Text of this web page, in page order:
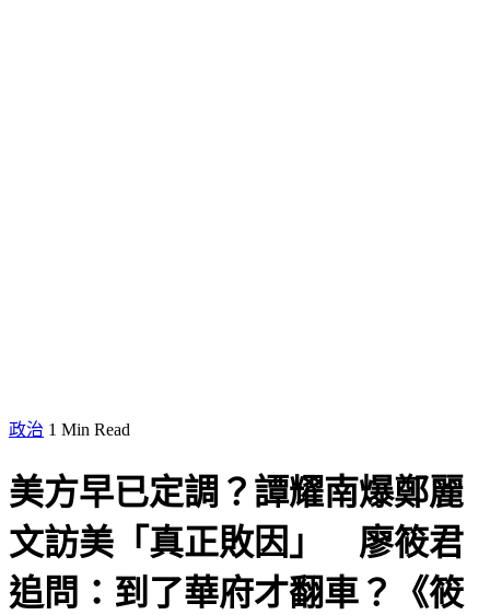
政治 1 Min Read
美方早已定調？譚耀南爆鄭麗
文訪美「真正敗因」 廖筱君
追問：到了華府才翻車？《筱